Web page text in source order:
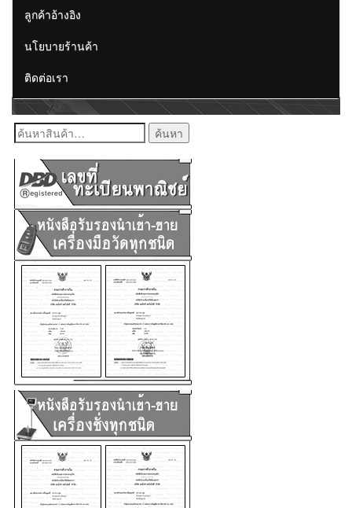
ลูกค้าอ้างอิง
นโยบายร้านค้า
ติดต่อเรา
ค้นหา: